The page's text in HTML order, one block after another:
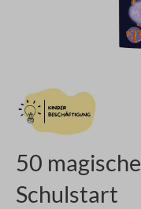
50
Schulstart